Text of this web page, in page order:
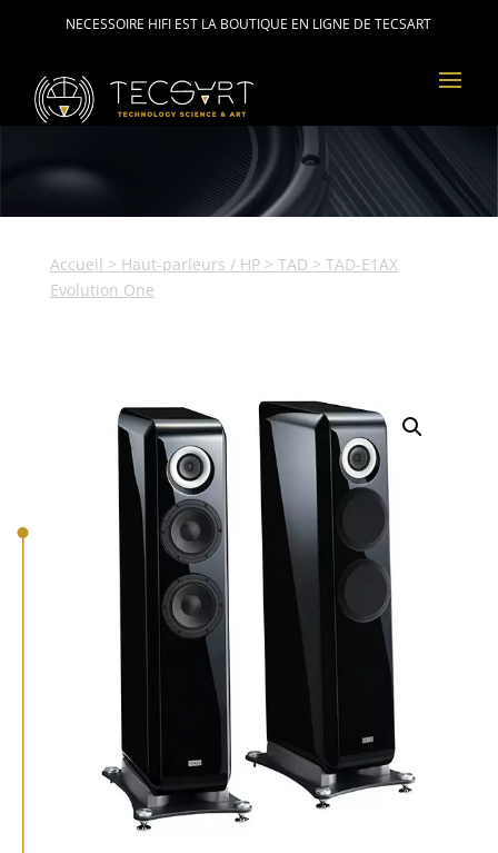
NECESSOIRE HIFI EST LA BOUTIQUE EN LIGNE DE TECSART
Accueil > Haut-parleurs / HP> TAD > TAD-E1AX
Evolution One